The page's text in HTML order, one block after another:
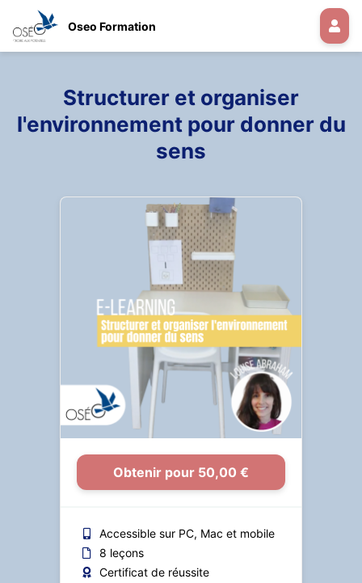
Oseo Formation
Structurer et organiser
l'environnement pour donner du
sens
Obtenir pour 50,00 €
Accessible sur PC, Mac et mobile
8 leçons
Certificat de réussite